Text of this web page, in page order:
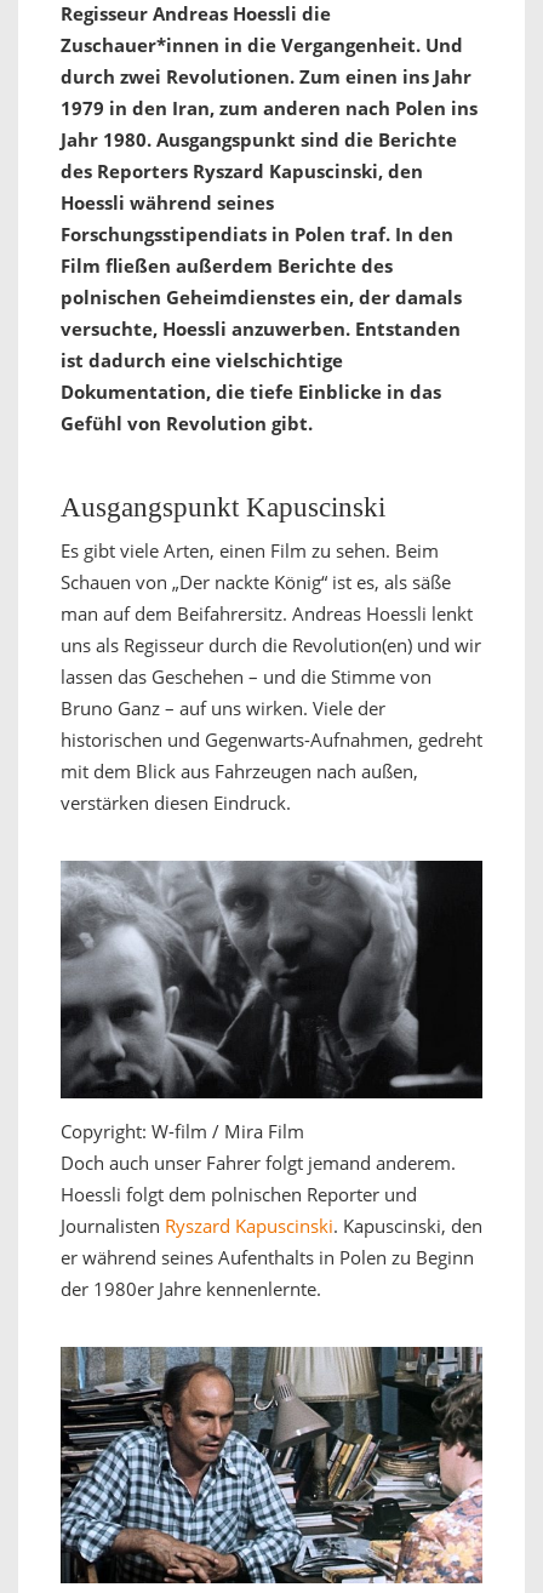
Regisseur Andreas Hoessli die
Zuschauer*innen in die Vergangenheit. Und
durch zwei Revolutionen. Zum einen ins Jahr
1979 in den Iran, zum anderen nach Polen ins
Jahr 1980. Ausgangspunkt sind die Berichte
des Reporters Ryszard Kapuscinski, den
Hoessli während seines
Forschungsstipendiats in Polen traf. In den
Film fließen außerdem Berichte des
polnischen Geheimdienstes ein, der damals
versuchte, Hoessli anzuwerben. Entstanden
ist dadurch eine vielschichtige
Dokumentation, die tiefe Einblicke in das
Gefühl von Revolution gibt.
Ausgangspunkt Kapuscinski
Es gibt viele Arten, einen Film zu sehen. Beim
Schauen von „Der nackte König“ ist es, als säße
man auf dem Beifahrersitz. Andreas Hoessli lenkt
uns als Regisseur durch die Revolution(en) und wir
lassen das Geschehen – und die Stimme von
Bruno Ganz – auf uns wirken. Viele der
historischen und Gegenwarts-Aufnahmen, gedreht
mit dem Blick aus Fahrzeugen nach außen,
verstärken diesen Eindruck.
Copyright: W-film / Mira Film
Doch auch unser Fahrer folgt jemand anderem.
Hoessli folgt dem polnischen Reporter und
Journalisten Ryszard Kapuscinski. Kapuscinski, den
er während seines Aufenthalts in Polen zu Beginn
der 1980er Jahre kennenlernte.